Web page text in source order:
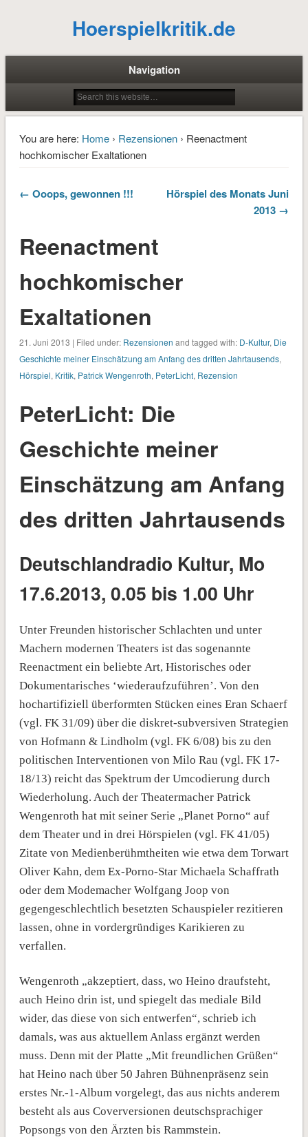
Hoerspielkritik.de
Navigation
You are here: Home› Rezensionen› Reenactment
hochkomischer Exaltationen
← Ooops, gewonnen !!!
Hörspiel des Monats Juni
2013 →
Reenactment
hochkomischer
Exaltationen
21. Juni 2013 | Filed under: Rezensionen and tagged with: D-Kultur, Die
Geschichte meiner Einschätzung am Anfang des dritten Jahrtausends,
Hörspiel, Kritik, Patrick Wengenroth, PeterLicht, Rezension
PeterLicht: Die
Geschichte meiner
Einschätzung am Anfang
des dritten Jahrtausends
Deutschlandradio Kultur, Mo
17.6.2013, 0.05 bis 1.00 Uhr
Unter Freunden historischer Schlachten und unter
Machern modernen Theaters ist das sogenannte
Reenactment ein beliebte Art, Historisches oder
Dokumentarisches ‘wiederaufzuführen’. Von den
hochartifiziell überformten Stücken eines Eran Schaerf
(vgl. FK 31/09) über die diskret-subversiven Strategien
von Hofmann & Lindholm (vgl. FK 6/08) bis zu den
politischen Interventionen von Milo Rau (vgl. FK 17-
18/13) reicht das Spektrum der Umcodierung durch
Wiederholung. Auch der Theatermacher Patrick
Wengenroth hat mit seiner Serie „Planet Porno“ auf
dem Theater und in drei Hörspielen (vgl. FK 41/05)
Zitate von Medienberühmtheiten wie etwa dem Torwart
Oliver Kahn, dem Ex-Porno-Star Michaela Schaffrath
oder dem Modemacher Wolfgang Joop von
gegengeschlechtlich besetzten Schauspieler rezitieren
lassen, ohne in vordergründiges Karikieren zu
verfallen.
Wengenroth „akzeptiert, dass, wo Heino draufsteht,
auch Heino drin ist, und spiegelt das mediale Bild
wider, das diese von sich entwerfen“, schrieb ich
damals, was aus aktuellem Anlass ergänzt werden
muss. Denn mit der Platte „Mit freundlichen Grüßen“
hat Heino nach über 50 Jahren Bühnenpräsenz sein
erstes Nr.-1-Album vorgelegt, das aus nichts anderem
besteht als aus Coverversionen deutschsprachiger
Popsongs von den Ärzten bis Rammstein.